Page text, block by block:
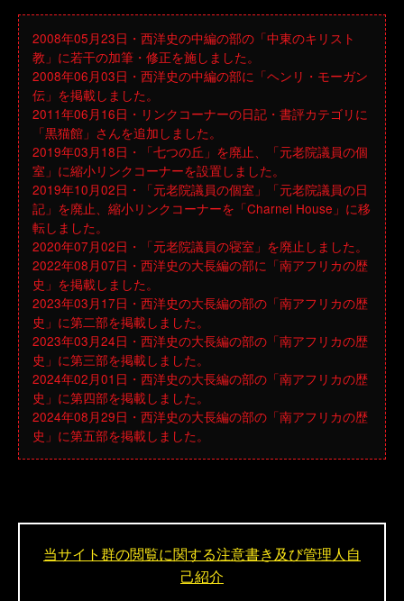
2008年05月23日・西洋史の中編の部の「中東のキリスト
教」に若干の加筆・修正を施しました。
2008年06月03日・西洋史の中編の部に「ヘンリ・モーガン
伝」を掲載しました。
2011年06月16日・リンクコーナーの日記・書評カテゴリに
「黒猫館」さんを追加しました。
2019年03月18日・「七つの丘」を廃止、「元老院議員の個
室」に縮小リンクコーナーを設置しました。
2019年10月02日・「元老院議員の個室」「元老院議員の日
記」を廃止、縮小リンクコーナーを「Charnel House」に移
転しました。
2020年07月02日・「元老院議員の寝室」を廃止しました。
2022年08月07日・西洋史の大長編の部に「南アフリカの歴
史」を掲載しました。
2023年03月17日・西洋史の大長編の部の「南アフリカの歴
史」に第二部を掲載しました。
2023年03月24日・西洋史の大長編の部の「南アフリカの歴
史」に第三部を掲載しました。
2024年02月01日・西洋史の大長編の部の「南アフリカの歴
史」に第四部を掲載しました。
2024年08月29日・西洋史の大長編の部の「南アフリカの歴
史」に第五部を掲載しました。
当サイト群の閲覧に関する注意書き及び管理人自
己紹介